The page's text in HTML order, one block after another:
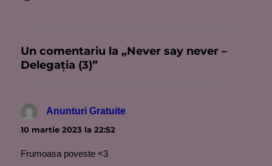
Un comentariu la „Never say never –
Delegația (3)”
Anunturi Gratuite
10 martie 2023 la 22:52
Frumoasa poveste <3